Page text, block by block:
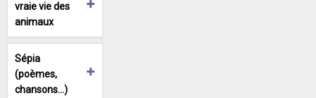
vraie vie des
animaux
Sépia
(poèmes,
chansons…)